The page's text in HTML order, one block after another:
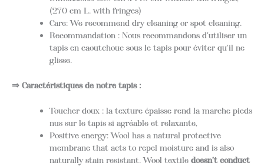
(270 cm L. with fringes)
Care: We recommend dry cleaning or spot cleaning.
Recommandation : Nous recommandons d'utiliser un
tapis en caoutchouc sous le tapis pour éviter qu'il ne
glisse.
⇒ Caractéristiques de notre tapis :
Toucher doux : la texture épaisse rend la marche pieds
nus sur le tapis si agréable et relaxante,
Positive energy: Wool has a natural protective
membrane that acts to repel moisture and is also
naturally stain resistant. Wool textile doesn’t conduct